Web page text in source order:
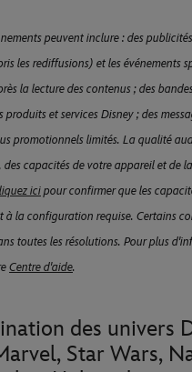
peuvent inclure : des
les rediffusions) et les événements
la lecture des contenus ; des
produits et services Disney ; des
promotionnels limités. La qualité
des capacités de votre appareil et de
icipour confirmer que les
à la configuration requise. Certains
toutes les résolutions. Pour plus
Centre d'aide.
des univers
Star Wars,